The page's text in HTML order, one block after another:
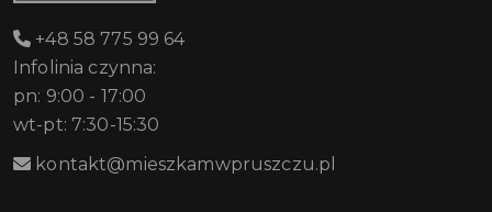
+48 58 775 99 64
Infolinia czynna:
pn: 9:00 - 17:00
wt-pt: 7:30-15:30
kontakt@mieszkamwpruszczu.pl